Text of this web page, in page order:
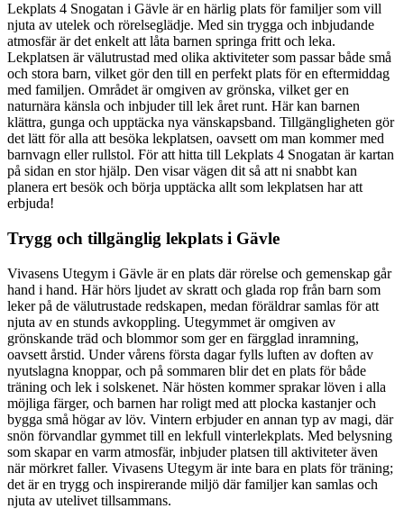
Lekplats 4 Snogatan i Gävle är en härlig plats för familjer som vill
njuta av utelek och rörelseglädje. Med sin trygga och inbjudande
atmosfär är det enkelt att låta barnen springa fritt och leka.
Lekplatsen är välutrustad med olika aktiviteter som passar både små
och stora barn, vilket gör den till en perfekt plats för en eftermiddag
med familjen. Området är omgiven av grönska, vilket ger en
naturnära känsla och inbjuder till lek året runt. Här kan barnen
klättra, gunga och upptäcka nya vänskapsband. Tillgängligheten gör
det lätt för alla att besöka lekplatsen, oavsett om man kommer med
barnvagn eller rullstol. För att hitta till Lekplats 4 Snogatan är kartan
på sidan en stor hjälp. Den visar vägen dit så att ni snabbt kan
planera ert besök och börja upptäcka allt som lekplatsen har att
erbjuda!
Trygg och tillgänglig lekplats i Gävle
Vivasens Utegym i Gävle är en plats där rörelse och gemenskap går
hand i hand. Här hörs ljudet av skratt och glada rop från barn som
leker på de välutrustade redskapen, medan föräldrar samlas för att
njuta av en stunds avkoppling. Utegymmet är omgiven av
grönskande träd och blommor som ger en färgglad inramning,
oavsett årstid. Under vårens första dagar fylls luften av doften av
nyutslagna knoppar, och på sommaren blir det en plats för både
träning och lek i solskenet. När hösten kommer sprakar löven i alla
möjliga färger, och barnen har roligt med att plocka kastanjer och
bygga små högar av löv. Vintern erbjuder en annan typ av magi, där
snön förvandlar gymmet till en lekfull vinterlekplats. Med belysning
som skapar en varm atmosfär, inbjuder platsen till aktiviteter även
när mörkret faller. Vivasens Utegym är inte bara en plats för träning;
det är en trygg och inspirerande miljö där familjer kan samlas och
njuta av utelivet tillsammans.